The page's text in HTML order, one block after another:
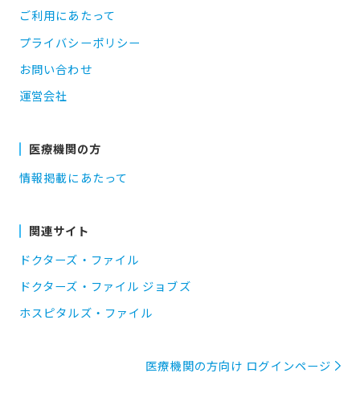
ご利用にあたって
プライバシーポリシー
お問い合わせ
運営会社
医療機関の方
情報掲載にあたって
関連サイト
ドクターズ・ファイル
ドクターズ・ファイル ジョブズ
ホスピタルズ・ファイル
医療機関の方向け ログインページ